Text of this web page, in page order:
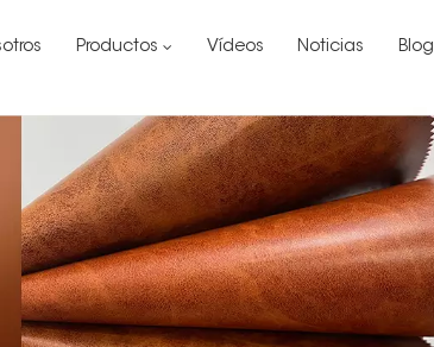
Productos Vídeos Noticias Blog